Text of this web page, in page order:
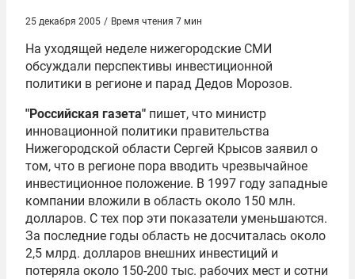
25 декабря 2005 / Время чтения 7 мин
На уходящей неделе нижегородские СМИ
обсуждали перспективы инвестиционной
политики в регионе и парад Дедов Морозов.
"Российская газета" пишет, что министр
инновационной политики правительства
Нижегородской области Сергей Крысов заявил о
том, что в регионе пора вводить чрезвычайное
инвестиционное положение. В 1997 году западные
компании вложили в область около 150 млн.
долларов. С тех пор эти показатели уменьшаются.
За последние годы область не досчиталась около
2,5 млрд. долларов внешних инвестиций и
потеряла около 150-200 тыс. рабочих мест и сотни